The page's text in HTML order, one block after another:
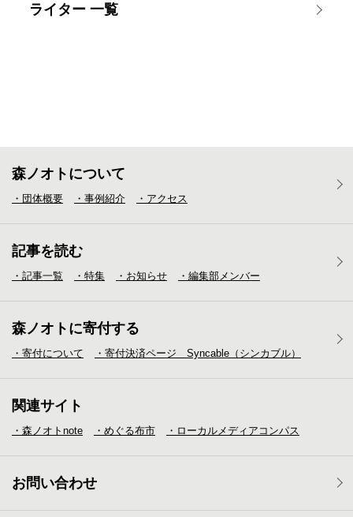
ライター 一覧
森ノオトについて
・団体概要 ・事例紹介 ・アクセス
記事を読む
・記事一覧 ・特集 ・お知らせ ・編集部メンバー
森ノオトに寄付する
・寄付について ・寄付決済ページ Syncable（シンカブル）
関連サイト
・森ノオトnote ・めぐる布市 ・ローカルメディア コンパス
お問い合わせ